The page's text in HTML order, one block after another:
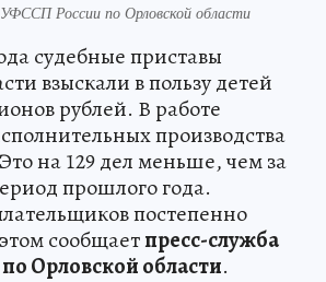
России по Орловской области
судебные приставы
взыскали в пользу детей
рублей. В работе
производства
на 129 дел меньше, чем за
прошлого года.
постепенно
сообщаетпресс-служба
Орловской области.